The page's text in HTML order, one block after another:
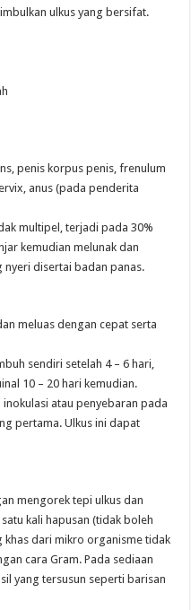
ulkus yang bersifat.
penis korpus penis, frenulum
anus (pada penderita
multipel, terjadi pada 30%
kemudian melunak dan
nyeri disertai badan panas.
meluas dengan cepat serta
sendiri setelah 4 – 6 hari,
10 – 20 hari kemudian.
atau penyebaran pada
pertama. Ulkus ini dapat
mengorek tepi ulkus dan
kali hapusan (tidak boleh
khas dari mikro organisme tidak
cara Gram. Pada sediaan
yang tersusun seperti barisan